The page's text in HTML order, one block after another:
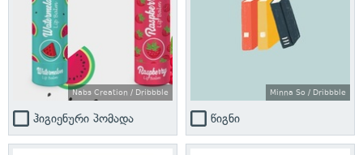
Nabs Creation / Dribbble
ჰიგიენური პომადა
Minna So / Dribbble
წიგნი